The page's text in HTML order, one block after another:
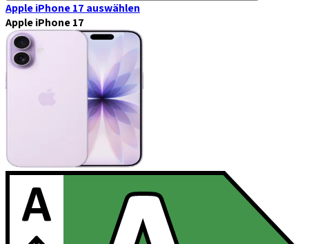
Apple iPhone 17 auswählen
Apple iPhone 17